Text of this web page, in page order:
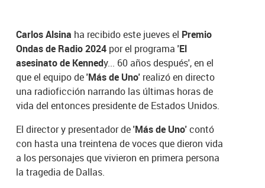
Carlos Alsina ha recibido este jueves el Premio
Ondas de Radio 2024 por el programa'El
asesinato de Kennedy... 60 años después', en el
que el equipo de'Más de Uno' realizó en directo
una radioficción narrando las últimas horas de
vida del entonces presidente de Estados Unidos.
El director y presentador de'Más de Uno'contó
con hasta una treintena de voces que dieron vida
a los personajes que vivieron en primera persona
la tragedia de Dallas.